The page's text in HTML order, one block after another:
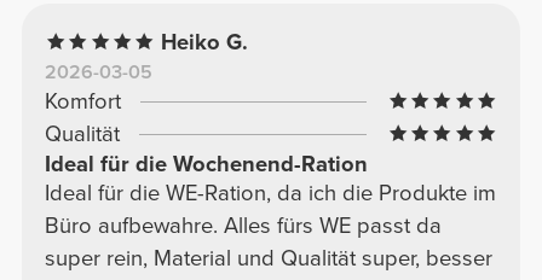
Heiko G.
2026-03-05
Komfort
Qualität
Ideal für die Wochenend-Ration
Ideal für die WE-Ration, da ich die Produkte im
Büro aufbewahre. Alles fürs WE passt da
super rein, Material und Qualität super, besser